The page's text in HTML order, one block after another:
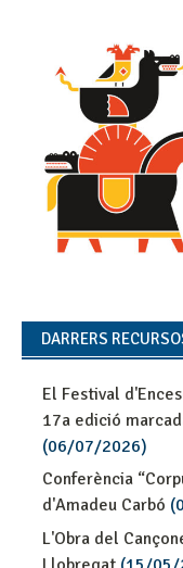
DARRERS
El Festival
17a edició
(06/07/2026)
Conferència
d'Amadeu Carbó
L'Obra del